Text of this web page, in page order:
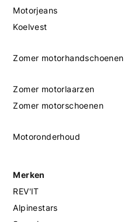
Motorjeans
Koelvest
Zomer motorhandschoenen
Zomer motorlaarzen
Zomer motorschoenen
Motoronderhoud
Merken
REV'IT
Alpinestars